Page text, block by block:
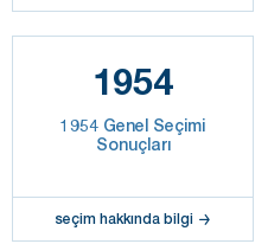
1954
1954 Genel Seçimi
Sonuçları
seçim hakkında bilgi